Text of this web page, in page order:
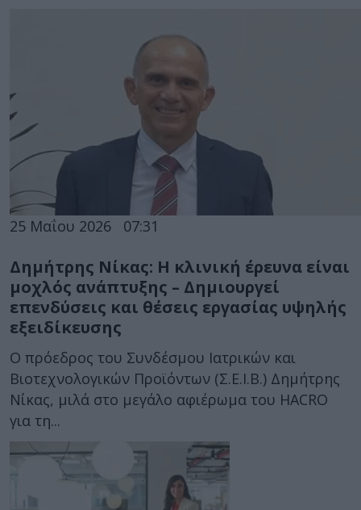
25 Μαΐου 2026 07:31
Δημήτρης Νίκας: H κλινική έρευνα είναι
μοχλός ανάπτυξης – Δημιουργεί
επενδύσεις και θέσεις εργασίας υψηλής
εξειδίκευσης
Ο πρόεδρος του Συνδέσμου Ιατρικών και
Βιοτεχνολογικών Προϊόντων (Σ.Ε.Ι.Β.) Δημήτρης
Νίκας, μιλά στο μεγάλο αφιέρωμα του HACRO
για τη...